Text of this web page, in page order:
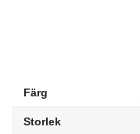
Färg
Storlek